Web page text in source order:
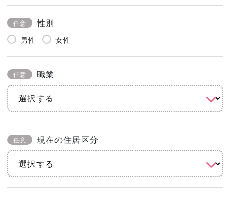
任意 性別
男性 女性
任意 職業
任意 現在の住居区分